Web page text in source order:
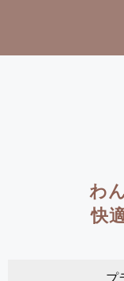
わ
快
プ